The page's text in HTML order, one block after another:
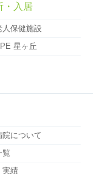
・入居
人保健施設
星ヶ丘
院について
覧
実績